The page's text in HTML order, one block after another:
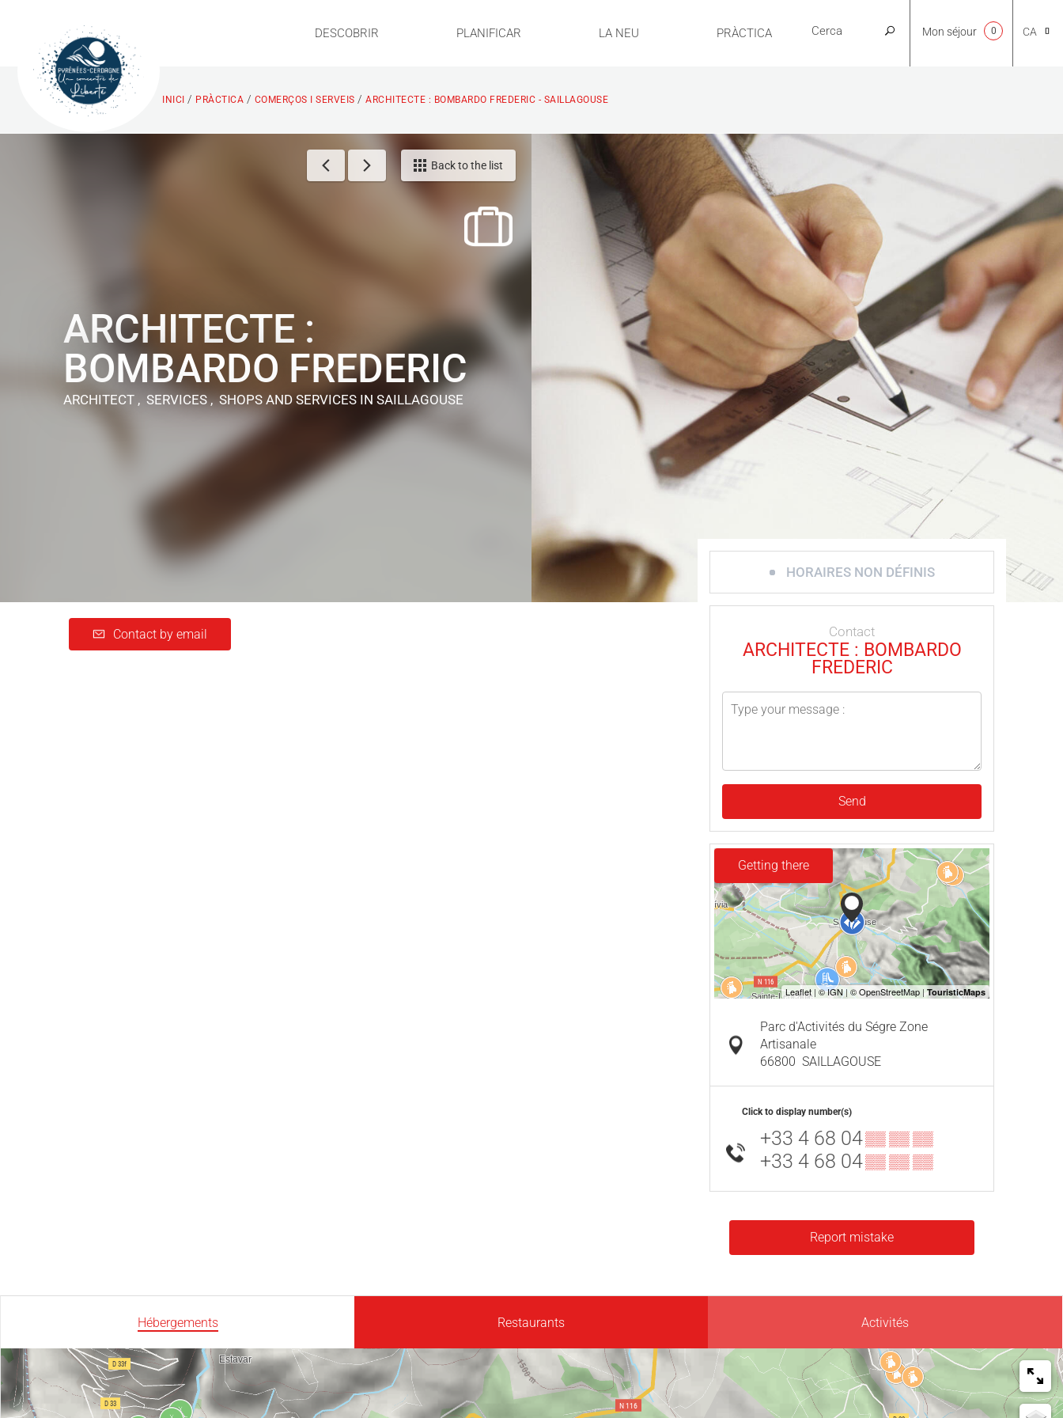
DESCOBRIR PLANIFICAR LA NEU PRÀCTICA CA
FR
Mon séjour 0
INICI / PRÀCTICA / COMERÇOS I SERVEIS / ARCHITECTE : BOMBARDO FREDERIC - SAILLAGOUSE
Back to the list
ARCHITECTE :
BOMBARDO FREDERIC
ARCHITECT , SERVICES , SHOPS AND SERVICES IN SAILLAGOUSE
Contact by email
HORAIRES NON DÉFINIS
Contact
ARCHITECTE : BOMBARDO
FREDERIC
Send
Getting there
Parc d'Activités du Ségre Zone
Artisanale
66800 SAILLAGOUSE
Click to display number(s)
+33 4 68 04▒▒ ▒▒ ▒▒
+33 4 68 04▒▒ ▒▒ ▒▒
Report mistake
Hébergements Restaurants Activités